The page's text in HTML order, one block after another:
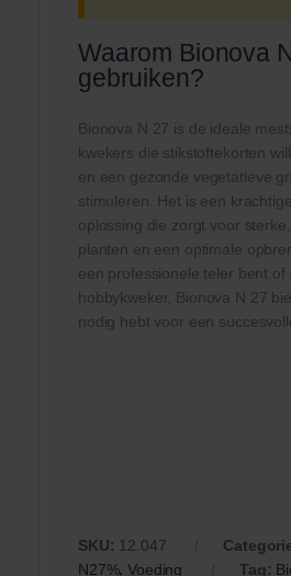
Waarom Bionova
gebruiken?
Bionova N 27 is de ideale
kwekers die stikstoftekorten
en een gezonde vegetatieve
stimuleren. Het is een
oplossing die zorgt voor
planten en een optimale
een professionele teler bent of
hobbykweker, Bionova N 27
nodig hebt voor een
SKU: 12.047
N27%,Voeding Tag: